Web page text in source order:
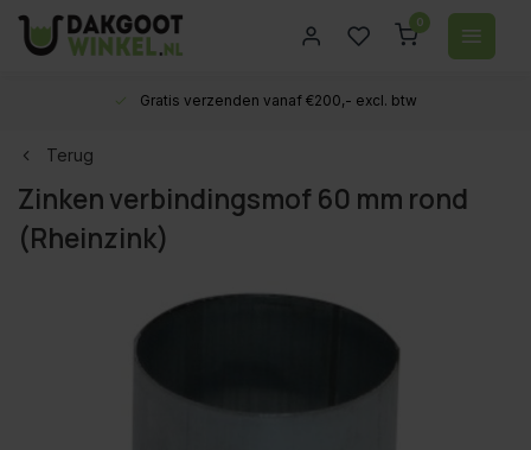
0
Gratis verzenden vanaf €200,- excl. btw
Terug
Zinken verbindingsmof 60 mm rond
(Rheinzink)